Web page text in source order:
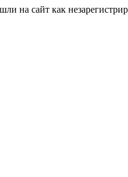
на сайт как